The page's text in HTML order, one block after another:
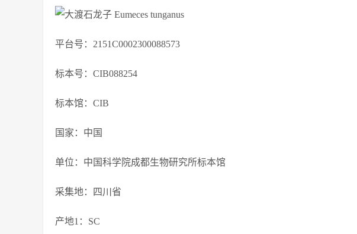
平台号：2151C0002300088573
标本号：CIB088254
标本馆：CIB
国家：中国
单位：中国科学院成都生物研究所标本馆
采集地：四川省
产地1：SC